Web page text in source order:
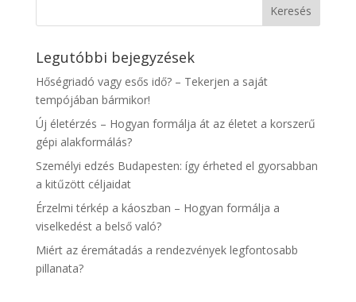
Legutóbbi bejegyzések
Hőségriadó vagy esős idő? – Tekerjen a saját
tempójában bármikor!
Új életérzés – Hogyan formálja át az életet a korszerű
gépi alakformálás?
Személyi edzés Budapesten: így érheted el gyorsabban
a kitűzött céljaidat
Érzelmi térkép a káoszban – Hogyan formálja a
viselkedést a belső való?
Miért az éremátadás a rendezvények legfontosabb
pillanata?